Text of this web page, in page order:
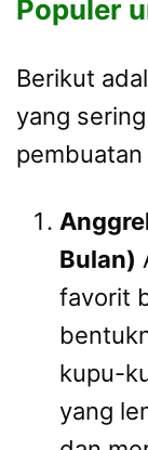
Populer
Berikut
yang
Bulan)
favorit
kupu-
yang